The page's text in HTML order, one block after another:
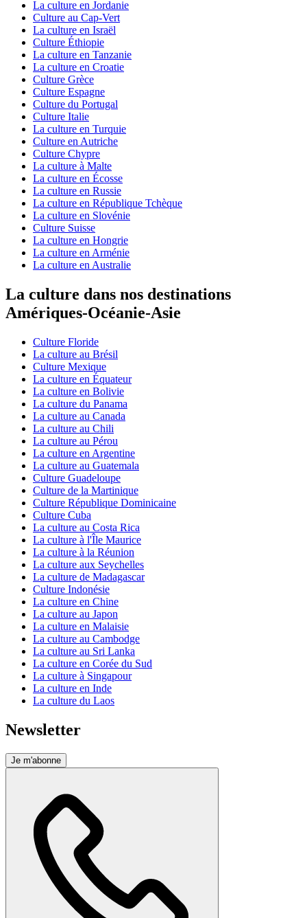
La culture en Jordanie
Culture au Cap-Vert
La culture en Israël
Culture Éthiopie
La culture en Tanzanie
La culture en Croatie
Culture Grèce
Culture Espagne
Culture du Portugal
Culture Italie
La culture en Turquie
Culture en Autriche
Culture Chypre
La culture à Malte
La culture en Écosse
La culture en Russie
La culture en République Tchèque
La culture en Slovénie
Culture Suisse
La culture en Hongrie
La culture en Arménie
La culture en Australie
La culture dans nos destinations
Amériques-Océanie-Asie
Culture Floride
La culture au Brésil
Culture Mexique
La culture en Équateur
La culture en Bolivie
La culture du Panama
La culture au Canada
La culture au Chili
La culture au Pérou
La culture en Argentine
La culture au Guatemala
Culture Guadeloupe
Culture de la Martinique
Culture République Dominicaine
Culture Cuba
La culture au Costa Rica
La culture à l'Île Maurice
La culture à la Réunion
La culture aux Seychelles
La culture de Madagascar
Culture Indonésie
La culture en Chine
La culture au Japon
La culture en Malaisie
La culture au Cambodge
La culture au Sri Lanka
La culture en Corée du Sud
La culture à Singapour
La culture en Inde
La culture du Laos
Newsletter
Je m'abonne